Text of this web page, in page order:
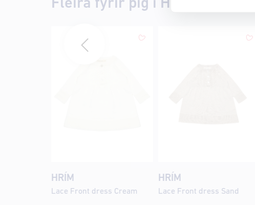
Fleira fyrir þig í Hrím
HRÍM
Lace Front dress Cream
HRÍM
Lace Front dress Sand